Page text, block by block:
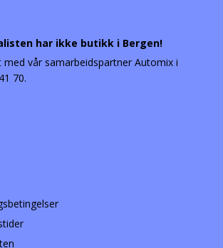
har ikke butikk i Bergen!
vår samarbeidspartner Automix i
70.